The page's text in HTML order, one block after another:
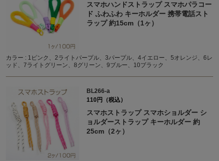
スマホハンドストラップ スマホパラコー
ド ふわふわ キーホルダー 携帯電話スト
ラップ 約15cm（1ヶ）
カラー : 1ピンク、2ライトパープル、3パープル、4イエロー、5オレンジ、6レ
ッド、7ライトグリーン、8グリーン、9ブルー、10ブラック
BL266-a
110円（税込）
スマホストラップ スマホショルダー シ
ョルダーストラップ キーホルダー 約
25cm（2ヶ）